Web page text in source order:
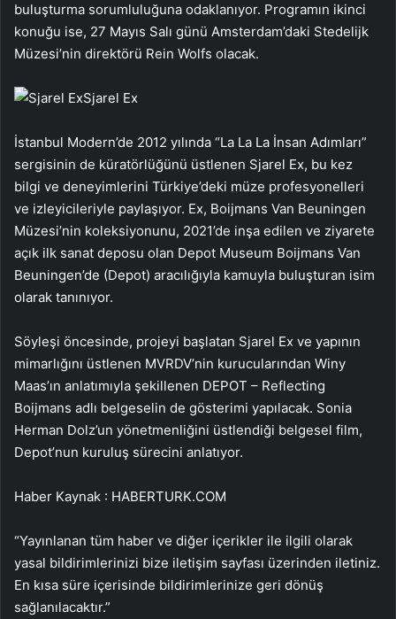
buluşturma sorumluluğuna odaklanıyor. Programın ikinci
konuğu ise, 27 Mayıs Salı günü Amsterdam’daki Stedelijk
Müzesi’nin direktörü Rein Wolfs olacak.
Sjarel Ex
İstanbul Modern’de 2012 yılında “La La La İnsan Adımları”
sergisinin de küratörlüğünü üstlenen Sjarel Ex, bu kez
bilgi ve deneyimlerini Türkiye’deki müze profesyonelleri
ve izleyicileriyle paylaşıyor. Ex, Boijmans Van Beuningen
Müzesi’nin koleksiyonunu, 2021’de inşa edilen ve ziyarete
açık ilk sanat deposu olan Depot Museum Boijmans Van
Beuningen’de (Depot) aracılığıyla kamuyla buluşturan isim
olarak tanınıyor.
Söyleşi öncesinde, projeyi başlatan Sjarel Ex ve yapının
mimarlığını üstlenen MVRDV’nin kurucularından Winy
Maas’ın anlatımıyla şekillenen DEPOT – Reflecting
Boijmans adlı belgeselin de gösterimi yapılacak. Sonia
Herman Dolz’un yönetmenliğini üstlendiği belgesel film,
Depot’nun kuruluş sürecini anlatıyor.
Haber Kaynak : HABERTURK.COM
“Yayınlanan tüm haber ve diğer içerikler ile ilgili olarak
yasal bildirimlerinizi bize iletişim sayfası üzerinden iletiniz.
En kısa süre içerisinde bildirimlerinize geri dönüş
sağlanılacaktır.”